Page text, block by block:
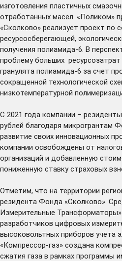
изготовления пластичных
отработанных масел. «Поликом»
«Сколково» реализует проект по
ресурсосберегающей,
получения полиамида-6. В
проблему больших
гранулята полиамида-6 за счет
сокращенной технологической
низкотемпературной
С 2021 года компании –
рублей благодаря микрогрантам
развитие своих инновационных
компании освобождены от
организаций и добавленную
пониженную ставку страховых
Отметим, что на территории
резидента Фонда «Сколково».
Измерительные
разработчиков цифровых
высоковольтных приборов учета
«Компрессор-газ» создана
сжатия газа в рамках программы